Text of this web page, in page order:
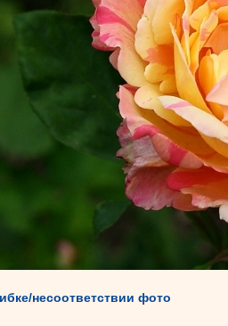
несоответствии фото